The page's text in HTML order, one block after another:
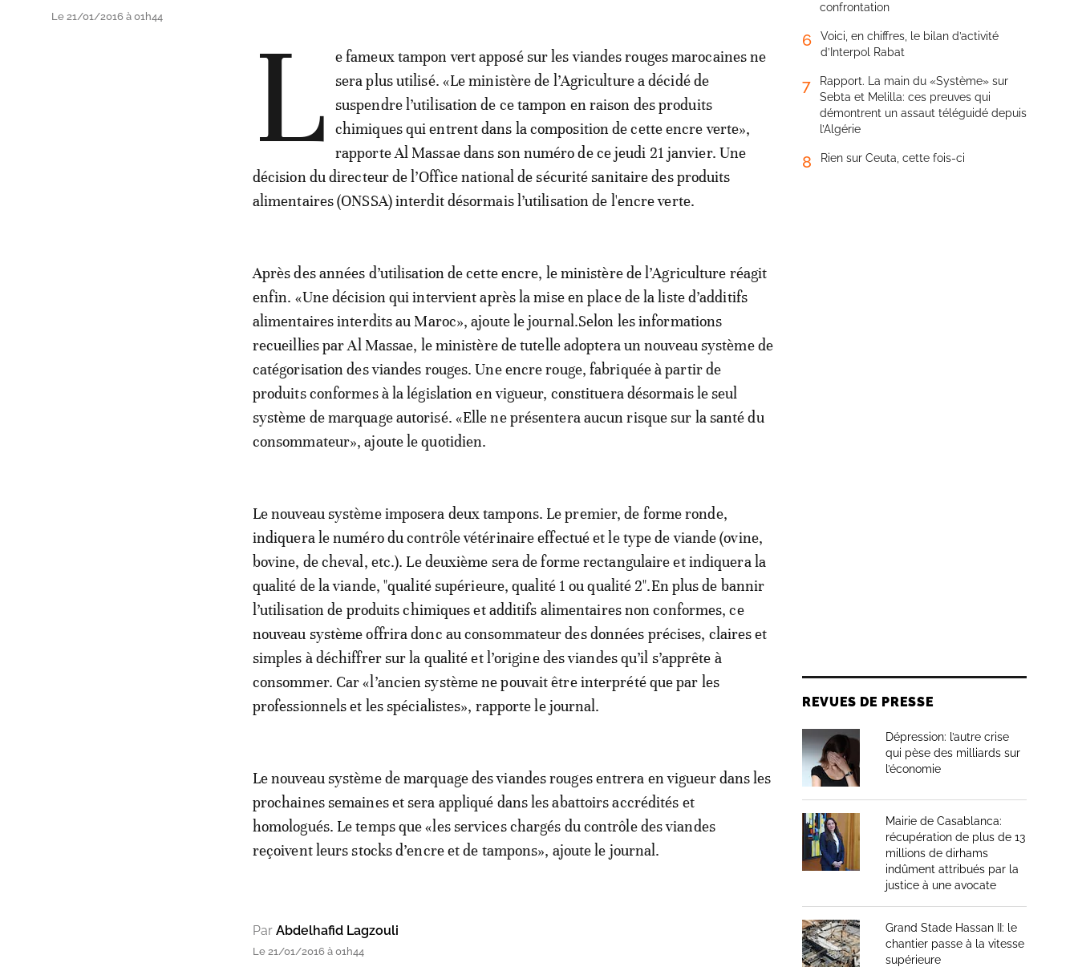
Le 21/01/2016 à 01h44 L
e fameux tampon vert apposé sur les viandes rouges marocaines ne
sera plus utilisé. «Le ministère de l’Agriculture a décidé de
suspendre l’utilisation de ce tampon en raison des produits
chimiques qui entrent dans la composition de cette encre verte»,
rapporte Al Massae dans son numéro de ce jeudi 21 janvier. Une
décision du directeur de l’Office national de sécurité sanitaire des produits
alimentaires (ONSSA) interdit désormais l’utilisation de l'encre verte.
Après des années d’utilisation de cette encre, le ministère de l’Agriculture réagit
enfin. «Une décision qui intervient après la mise en place de la liste d’additifs
alimentaires interdits au Maroc», ajoute le journal.Selon les informations
recueillies par Al Massae, le ministère de tutelle adoptera un nouveau système de
catégorisation des viandes rouges. Une encre rouge, fabriquée à partir de
produits conformes à la législation en vigueur, constituera désormais le seul
système de marquage autorisé. «Elle ne présentera aucun risque sur la santé du
consommateur», ajoute le quotidien.
Le nouveau système imposera deux tampons. Le premier, de forme ronde,
indiquera le numéro du contrôle vétérinaire effectué et le type de viande (ovine,
bovine, de cheval, etc.). Le deuxième sera de forme rectangulaire et indiquera la
qualité de la viande, "qualité supérieure, qualité 1 ou qualité 2".En plus de bannir
l’utilisation de produits chimiques et additifs alimentaires non conformes, ce
nouveau système offrira donc au consommateur des données précises, claires et
simples à déchiffrer sur la qualité et l’origine des viandes qu’il s’apprête à
consommer. Car «l’ancien système ne pouvait être interprété que par les
professionnels et les spécialistes», rapporte le journal.
Le nouveau système de marquage des viandes rouges entrera en vigueur dans les
prochaines semaines et sera appliqué dans les abattoirs accrédités et
homologués. Le temps que «les services chargés du contrôle des viandes
reçoivent leurs stocks d’encre et de tampons», ajoute le journal.
Par Abdelhafid Lagzouli
Le 21/01/2016 à 01h44
confrontation
6
Voici, en chiffres, le bilan d’activité
d’Interpol Rabat
7
Rapport. La main du «Système» sur
Sebta et Melilla: ces preuves qui
démontrent un assaut téléguidé depuis
l’Algérie
8 Rien sur Ceuta, cette fois-ci
REVUES DE PRESSE
Dépression: l’autre crise
qui pèse des milliards sur
l’économie
Mairie de Casablanca:
récupération de plus de 13
millions de dirhams
indûment attribués par la
justice à une avocate
Grand Stade Hassan II: le
chantier passe à la vitesse
supérieure